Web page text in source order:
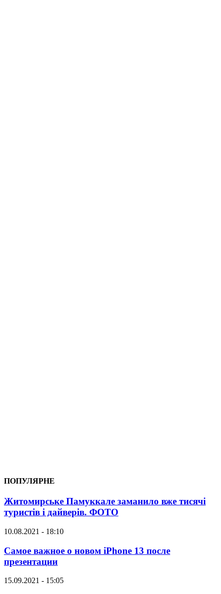
ПОПУЛЯРНЕ
Житомирське Памуккале заманило вже тисячі
туристів і дайверів. ФОТО
10.08.2021 - 18:10
Самое важное о новом iPhone 13 после
презентации
15.09.2021 - 15:05